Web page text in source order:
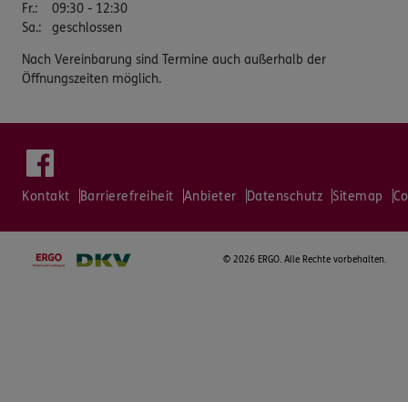
Fr.:
09:30 - 12:30
Sa.: geschlossen
Nach Vereinbarung sind Termine auch außerhalb der
Öffnungszeiten möglich.
Kontakt Barrierefreiheit Anbieter Datenschutz Sitemap
© 2026 ERGO. Alle Rechte vorbehalten.